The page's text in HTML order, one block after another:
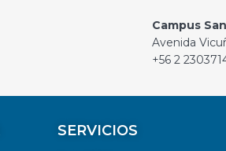
Campus
Avenida
+56 2
SERVICIOS